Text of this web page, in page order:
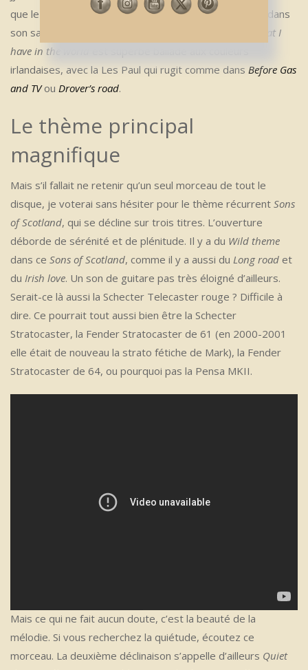
que le fidèle Chris White (à l’époque) semble susurrer dans
son saxophone, à la manière de Stan Getz. Enfin,
All that I
have in the world
irlandaises, avec la Les Paul qui rugit comme dans Before Gas
and TVou Drover’s road.
Le thème principal
magnifique
Mais s’il fallait ne retenir qu’un seul morceau de tout le
disque, je voterai sans hésiter pour le thème récurrent Sons
of Scotland, qui se décline sur trois titres. L’ouverture
déborde de sérénité et de plénitude. Il y a du Wild theme
dans ce Sons of Scotland, comme il y a aussi du Long road et
du Irish love. Un son de guitare pas très éloigné d’ailleurs.
Serait-ce là aussi la Schecter Telecaster rouge ? Difficile à
dire. Ce pourrait tout aussi bien être la Schecter
Stratocaster, la Fender Stratocaster de 61 (en 2000-2001
elle était de nouveau la strato fétiche de Mark), la Fender
Stratocaster de 64, ou pourquoi pas la Pensa MKII.
Mais ce qui ne fait aucun doute, c’est la beauté de la
mélodie. Si vous recherchez la quiétude, écoutez ce
morceau. La deuxième déclinaison s’appelle d’ailleurs Quiet